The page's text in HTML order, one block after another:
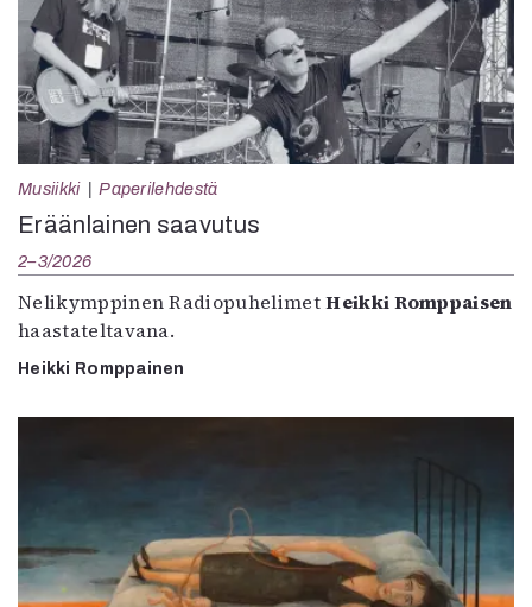
Musiikki Paperilehdestä
Eräänlainen saavutus
2–3/2026
Nelikymppinen RadiopuhelimetHeikki Romppaisen
haastateltavana.
Heikki Romppainen